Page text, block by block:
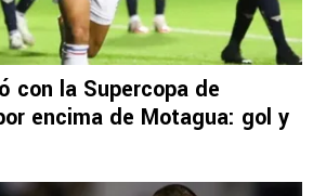
con la Supercopa de
encima de Motagua: gol y